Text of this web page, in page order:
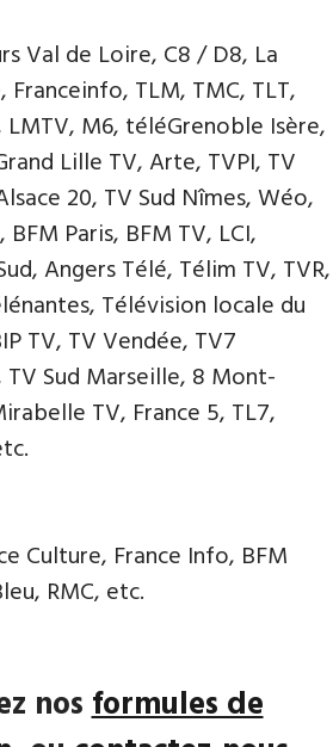
Val de Loire, C8 / D8, La
Franceinfo, TLM, TMC, TLT,
LMTV, M6, téléGrenoble Isère,
Lille TV, Arte, TVPI, TV
20, TV Sud Nîmes, Wéo,
BFM Paris, BFM TV, LCI,
Angers Télé, Télim TV, TVR,
Télévision locale du
TV, TV Vendée, TV7
Sud Marseille, 8 Mont-
TV, France 5, TL7,
Culture, France Info, BFM
RMC, etc.
nosformules de